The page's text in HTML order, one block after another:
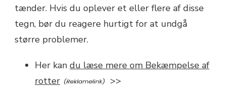
tænder. Hvis du oplever et eller flere af disse
tegn, bør du reagere hurtigt for at undgå
større problemer.
Her kan du læse mere om Bekæmpelse af
rotter
>>